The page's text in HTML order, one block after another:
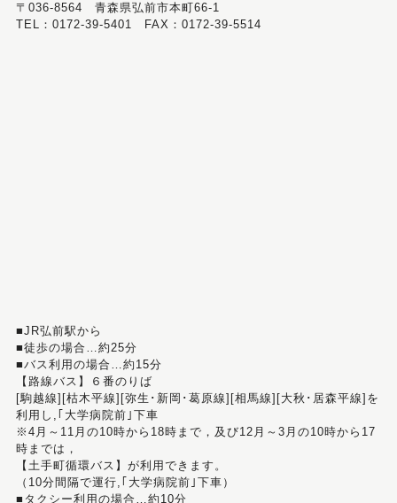
〒036-8564 青森県弘前市本町66-1
TEL：0172-39-5401 FAX：0172-39-5514
■JR弘前駅から
■徒歩の場合…約25分
■バス利用の場合…約15分
【路線バス】６番のりば
[駒越線][枯木平線][弥生･新岡･葛原線][相馬線][大秋･居森平線]を
利用し,｢大学病院前｣下車
※4月～11月の10時から18時まで，及び12月～3月の10時から17
時までは，
【土手町循環バス】が利用できます。
（10分間隔で運行,｢大学病院前｣下車）
■タクシー利用の場合…約10分